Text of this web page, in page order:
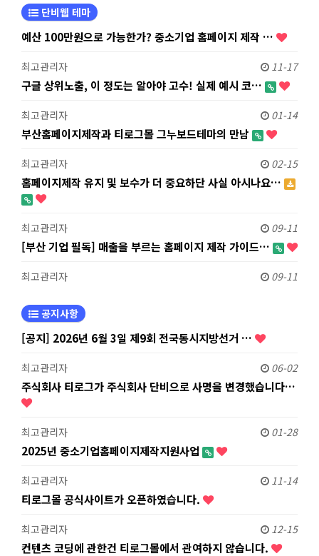
단비웹 테마
예산 100만원으로 가능한가? 중소기업 홈페이지 제작 …
최고관리자 11-17
구글 상위노출, 이 정도는 알아야 고수! 실제 예시 코…
최고관리자 01-14
부산홈페이지제작과 티로그몰 그누보드테마의 만남
최고관리자 02-15
홈페이지제작 유지 및 보수가 더 중요하단 사실 아시나요…
최고관리자 09-11
[부산 기업 필독] 매출을 부르는 홈페이지 제작 가이드…
최고관리자 09-11
공지사항
[공지] 2026년 6월 3일 제9회 전국동시지방선거 …
최고관리자 06-02
주식회사 티로그가 주식회사 단비으로 사명을 변경했습니다…
최고관리자 01-28
2025년 중소기업홈페이지제작지원사업
최고관리자 11-14
티로그몰 공식사이트가 오픈하였습니다.
최고관리자 12-15
컨텐츠 코딩에 관한건 티로그몰에서 관여하지 않습니다.